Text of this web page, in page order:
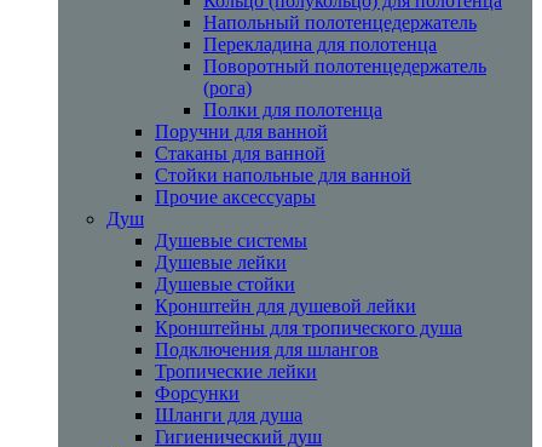
Напольный полотенцедержатель
Перекладина для полотенца
Поворотный полотенцедержатель
(рога)
Полки для полотенца
Поручни для ванной
Стаканы для ванной
Стойки напольные для ванной
Прочие аксессуары
Душ
Душевые системы
Душевые лейки
Душевые стойки
Кронштейн для душевой лейки
Кронштейны для тропического душа
Подключения для шлангов
Тропические лейки
Форсунки
Шланги для душа
Гигиенический душ